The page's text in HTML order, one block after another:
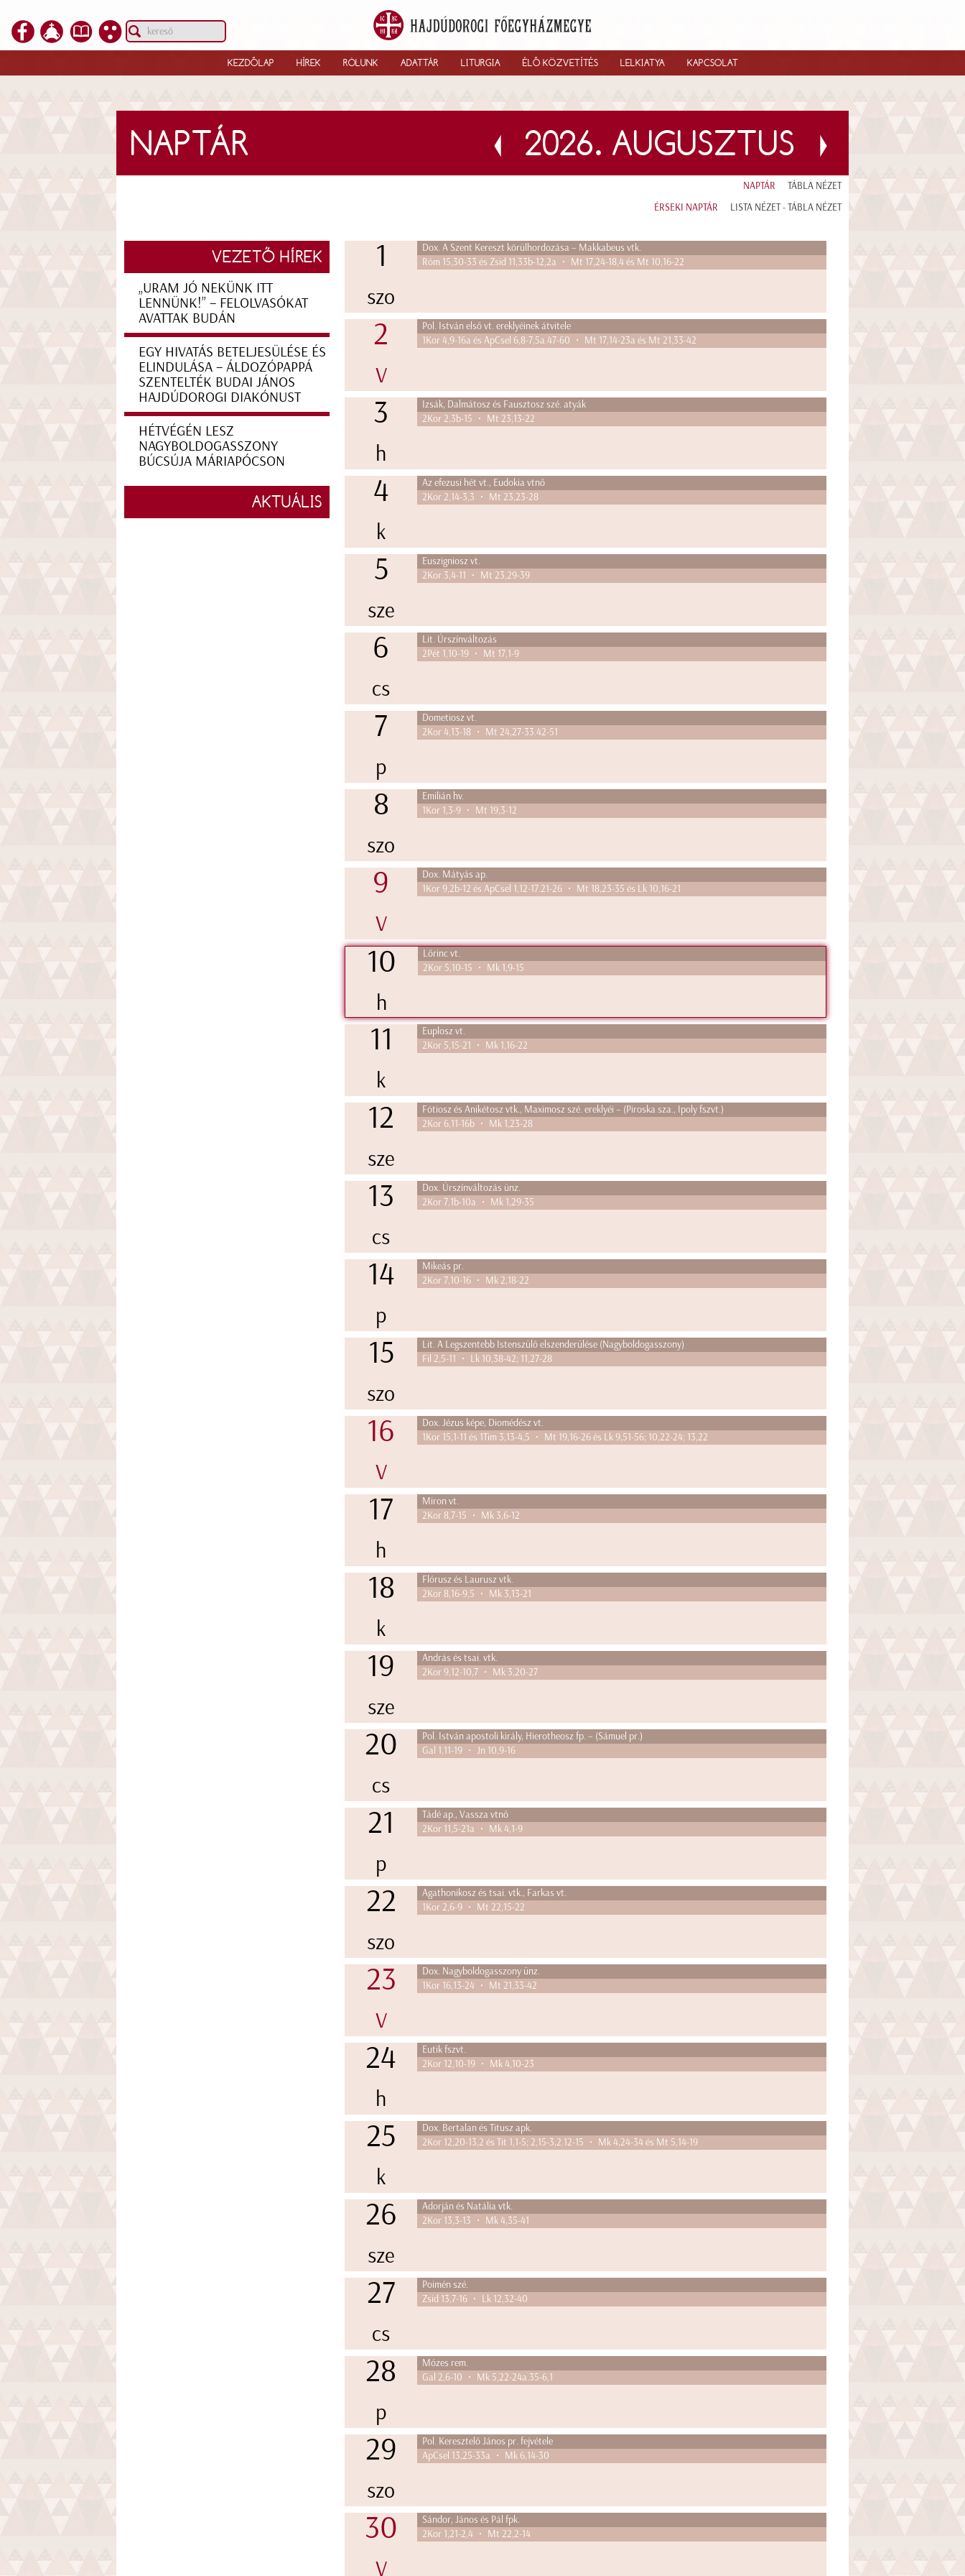
KEZDŐLAP HÍREK RÓLUNK ADATTÁR LITURGIA ÉLŐ KÖZVETÍTÉS LELKIATYA KAPCSOLAT
NAPTÁR 2026. AUGUSZTUS
NAPTÁR TÁBLA NÉZET
ÉRSEKI NAPTÁR LISTA NÉZET-TÁBLA NÉZET
1
szo
Dox. A Szent Kereszt körülhordozása – Makkabeus vtk.
Róm 15,30-33 és Zsid 11,33b-12,2a • Mt 17,24-18,4 és Mt 10,16-22
2
V
Pol. István első vt. ereklyéinek átvitele
1Kor 4,9-16a és ApCsel 6,8-7,5a.47-60 • Mt 17,14-23a és Mt 21,33-42
3
h
Izsák, Dalmátosz és Fausztosz szé. atyák
2Kor 2,3b-15 • Mt 23,13-22
4
k
Az efezusi hét vt., Eudokia vtnő
2Kor 2,14-3,3 • Mt 23,23-28
5
sze
Euszigniosz vt.
2Kor 3,4-11 • Mt 23,29-39
6
cs
Lit. Úrszínváltozás
2Pét 1,10-19 • Mt 17,1-9
7
p
Dometiosz vt.
2Kor 4,13-18 • Mt 24,27-33.42-51
8
szo
Emilián hv.
1Kor 1,3-9 • Mt 19,3-12
9
V
Dox. Mátyás ap.
1Kor 9,2b-12 és ApCsel 1,12-17.21-26 • Mt 18,23-35 és Lk 10,16-21
10
h
Lőrinc vt.
2Kor 5,10-15 • Mk 1,9-15
11
k
Euplosz vt.
2Kor 5,15-21 • Mk 1,16-22
12
sze
Fótiosz és Anikétosz vtk., Maximosz szé. ereklyéi – (Piroska sza., Ipoly fszvt.)
2Kor 6,11-16b • Mk 1,23-28
13
cs
Dox. Úrszínváltozás ünz.
2Kor 7,1b-10a • Mk 1,29-35
14
p
Mikeás pr.
2Kor 7,10-16 • Mk 2,18-22
15
szo
Lit. A Legszentebb Istenszülő elszenderülése (Nagyboldogasszony)
Fil 2,5-11 • Lk 10,38-42; 11,27-28
16
V
Dox. Jézus képe, Diomédész vt.
1Kor 15,1-11 és 1Tim 3,13-4,5 • Mt 19,16-26 és Lk 9,51-56; 10,22-24; 13,22
17
h
Miron vt.
2Kor 8,7-15 • Mk 3,6-12
18
k
Flórusz és Laurusz vtk.
2Kor 8,16-9,5 • Mk 3,13-21
19
sze
András és tsai. vtk.
2Kor 9,12-10,7 • Mk 3,20-27
20
cs
Pol. István apostoli király, Hierotheosz fp. – (Sámuel pr.)
Gal 1,11-19 • Jn 10,9-16
21
p
Tádé ap., Vassza vtnő
2Kor 11,5-21a • Mk 4,1-9
22
szo
Agathonikosz és tsai. vtk., Farkas vt.
1Kor 2,6-9 • Mt 22,15-22
23
V
Dox. Nagyboldogasszony ünz.
1Kor 16,13-24 • Mt 21,33-42
24
h
Eutik fszvt.
2Kor 12,10-19 • Mk 4,10-23
25
k
Dox. Bertalan és Titusz apk.
2Kor 12,20-13,2 és Tit 1,1-5; 2,15-3,2.12-15 • Mk 4,24-34 és Mt 5,14-19
26
sze
Adorján és Natália vtk.
2Kor 13,3-13 • Mk 4,35-41
27
cs
Poimén szé.
Zsid 13,7-16 • Lk 12,32-40
28
p
Mózes rem.
Gal 2,6-10 • Mk 5,22-24a.35-6,1
29
szo
Pol. Keresztelő János pr. fejvétele
ApCsel 13,25-33a • Mk 6,14-30
30
V
Sándor, János és Pál fpk.
2Kor 1,21-2,4 • Mt 22,2-14
VEZETŐ HÍREK
„URAM JÓ NEKÜNK ITT
LENNÜNK!” – FELOLVASÓKAT
AVATTAK BUDÁN
EGY HIVATÁS BETELJESÜLÉSE ÉS
ELINDULÁSA – ÁLDOZÓPAPPÁ
SZENTELTÉK BUDAI JÁNOS
HAJDÚDOROGI DIAKÓNUST
HÉTVÉGÉN LESZ
NAGYBOLDOGASSZONY
BÚCSÚJA MÁRIAPÓCSON
AKTUÁLIS